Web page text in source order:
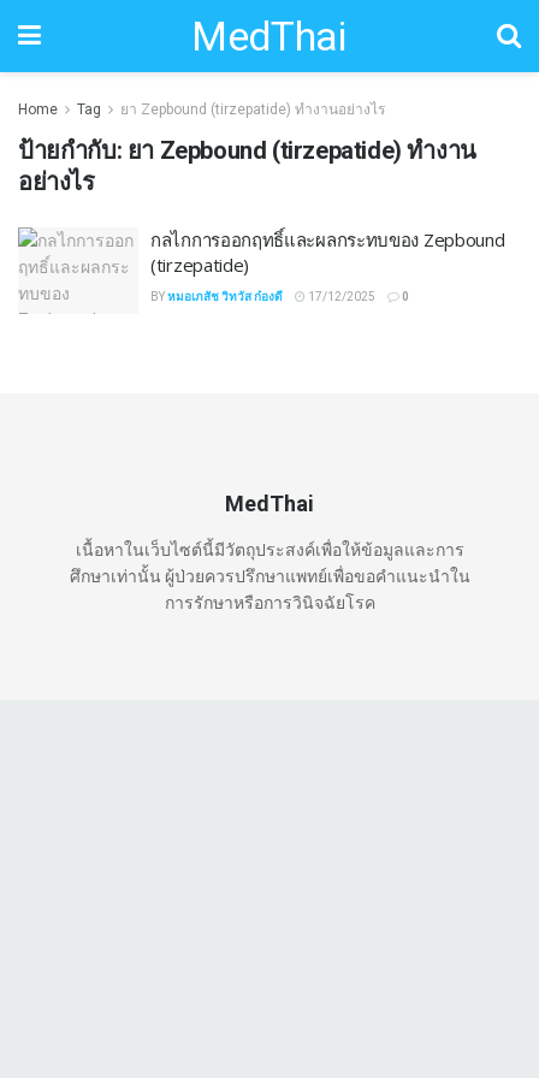
MedThai
Home Tag ยา Zepbound (tirzepatide) ทำงานอย่างไร
ป้ายกำกับ: ยา Zepbound (tirzepatide) ทำงาน
อย่างไร
กลไกการออกฤทธิ์และผลกระทบของ Zepbound
(tirzepatide)
BYหมอเภสัช วิทวัส ก๋องดี 17/12/2025 0
MedThai
เนื้อหาในเว็บไซต์นี้มีวัตถุประสงค์เพื่อให้ข้อมูลและการ
ศึกษาเท่านั้น ผู้ป่วยควรปรึกษาแพทย์เพื่อขอคำแนะนำใน
การรักษาหรือการวินิจฉัยโรค